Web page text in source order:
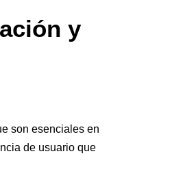
y
son esenciales en
de usuario que